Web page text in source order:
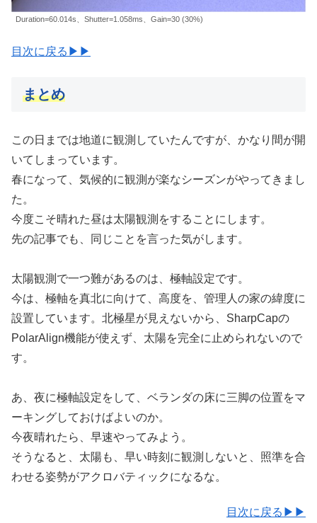
Duration=60.014s、Shutter=1.058ms、Gain=30 (30%)
目次に戻る▶▶
まとめ
この日までは地道に観測していたんですが、かなり間が開
いてしまっています。
春になって、気候的に観測が楽なシーズンがやってきまし
た。
今度こそ晴れた昼は太陽観測をすることにします。
先の記事でも、同じことを言った気がします。
太陽観測で一つ難があるのは、極軸設定です。
今は、極軸を真北に向けて、高度を、管理人の家の緯度に
設置しています。北極星が見えないから、SharpCapの
PolarAlign機能が使えず、太陽を完全に止められないので
す。
あ、夜に極軸設定をして、ベランダの床に三脚の位置をマ
ーキングしておけばよいのか。
今夜晴れたら、早速やってみよう。
そうなると、太陽も、早い時刻に観測しないと、照準を合
わせる姿勢がアクロバティックになるな。
目次に戻る▶▶